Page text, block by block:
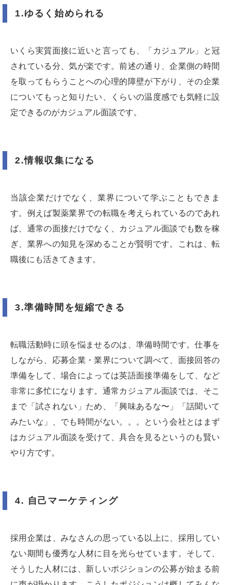
1.ゆるく始められる
いくら実質面接に近いと言っても、「カジュアル」と冠
されている分、気が楽です。前述の通り、企業側の時間
を取ってもらうことへの心理的障壁が下がり、その企業
についてもっと知りたい、くらいの温度感でも気軽に設
定できるのがカジュアル面談です。
2.情報収集になる
当該企業だけでなく、業界について学ぶこともできま
す。例えば製薬業界での転職を考えられているのであれ
ば、通常の面接だけでなく、カジュアル面談でも数を稼
ぎ、業界への知見を深めることが賢明です。これは、転
職後にも活きてきます。
3.準備時間を短縮できる
転職活動時に頭を悩ませるのは、準備時間です。仕事を
しながら、応募企業・業界について調べて、面接回答の
準備をして、場合によっては英語面接準備をして、など
非常に多忙になります。通常カジュアル面談では、そこ
まで「試されない」ため、「興味あるな〜」「話聞いて
みたいな」、でも時間がない。。。という会社とはまず
はカジュアル面談を受けて、具合を見るというのも賢い
やり方です。
4. 自己マーケティング
採用企業は、みなさんの思っている以上に、採用してい
ない期間も優秀な人材に目を光らせています。そして、
そうした人材には、新しいポジションの公募が始まる前